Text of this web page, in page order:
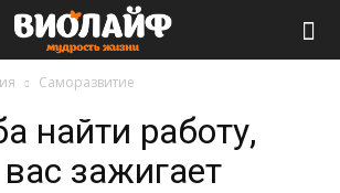
Саморазвитие
найти работу,
зажигает